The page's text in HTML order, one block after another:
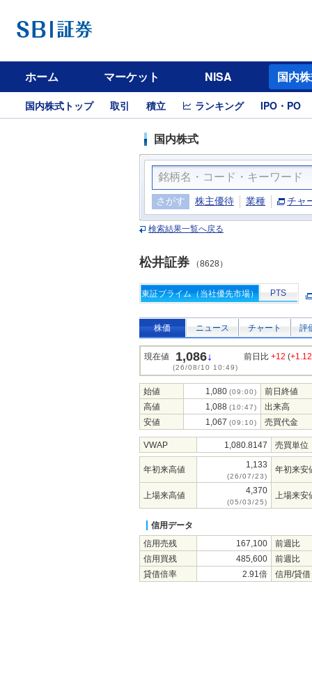
ホーム マーケット NISA 国内
国内株式トップ 取引 積立 ランキング IPO・PO
国内株式
さがす 株主優待 業種 チャ
検索結果一覧へ戻る
松井証券 （8628）
東証プライム（当社優先市場） PTS
株価 ニュース チャート 評
現在値 1,086↓
(26/08/10 10:49)
前日比 +12 (
始値 1,080 (09:00)
前日終値
高値
1,088 (10:47)
出来高
安値
1,067 (09:10) 売買代金
VWAP 1,080.8147 売買単位
年初来高値 1,133
(26/07/23)
年初来安
上場来高値 4,370
(05/03/25)
上場来安
信用データ
信用売残
167,100
前週比
信用買残
485,600
前週比
貸借倍率
2.91倍 信用/貸借